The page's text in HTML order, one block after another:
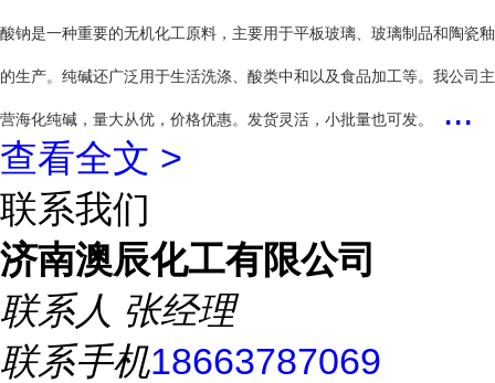
酸钠是一种重要的无机化工原料，主要用于平板玻璃、玻璃制品和陶瓷釉
的生产。纯碱还广泛用于生活洗涤、酸类中和以及食品加工等。 我公司主
营海化纯碱，量大从优，价格优惠。发货灵活，小批量也可发。
...
查看全文 >
联系我们
济南澳辰化工有限公司
联系人 张经理
联系手机18663787069